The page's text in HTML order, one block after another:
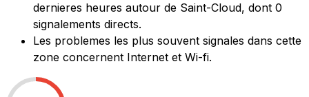
dernieres heures autour de Saint-Cloud, dont 0
signalements directs.
Les problemes les plus souvent signales dans cette
zone concernent Internet et Wi-fi.